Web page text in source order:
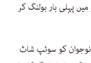
پہلی بار بولنگ کر
میں بیتھل نے 32 سالہ نوجوان کو سوئپ شاٹ